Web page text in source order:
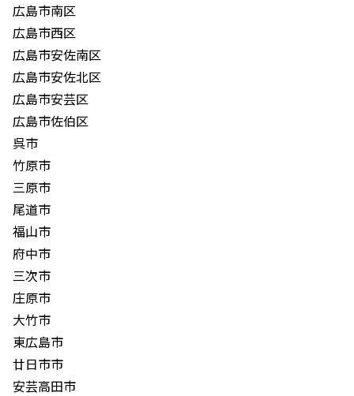
広島市南区
広島市西区
広島市安佐南区
広島市安佐北区
広島市安芸区
広島市佐伯区
呉市
竹原市
三原市
尾道市
福山市
府中市
三次市
庄原市
大竹市
東広島市
廿日市市
安芸高田市